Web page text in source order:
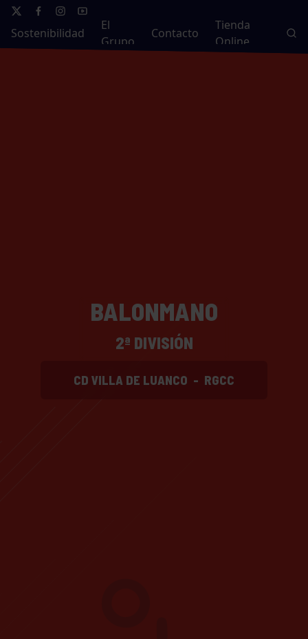
Sostenibilidad
El
Grupo
Contacto
Tienda
Online
BALONMANO
2ª DIVISIÓN
CD VILLA DE LUANCO - RGCC